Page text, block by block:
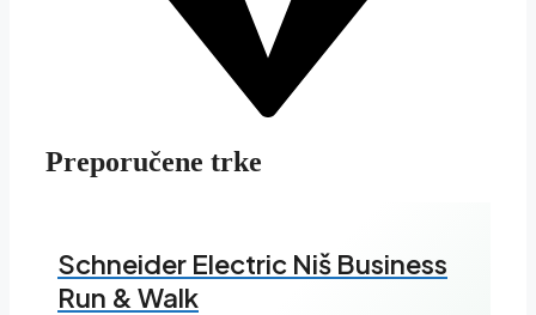
Preporučene trke
Schneider Electric Niš Business
Run & Walk